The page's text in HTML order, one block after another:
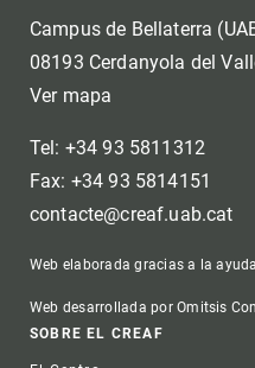
Campus de Bellaterra
08193 Cerdanyola del
Ver mapa
Tel: +34 93 5811312
Fax: +34 93 5814151
contacte@creaf.uab.cat
Web elaborada gracias a la
Web desarrollada por Omitsis
SOBRE EL CREAF